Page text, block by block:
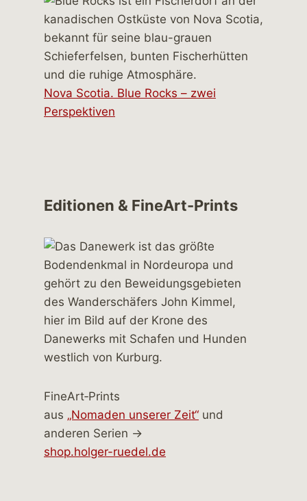
Nova Scotia. Blue Rocks – zwei
Perspektiven
Editionen & FineArt-Prints
FineArt‑Prints
aus „Nomaden unserer Zeit“ und
anderen Serien →
shop.holger-ruedel.de